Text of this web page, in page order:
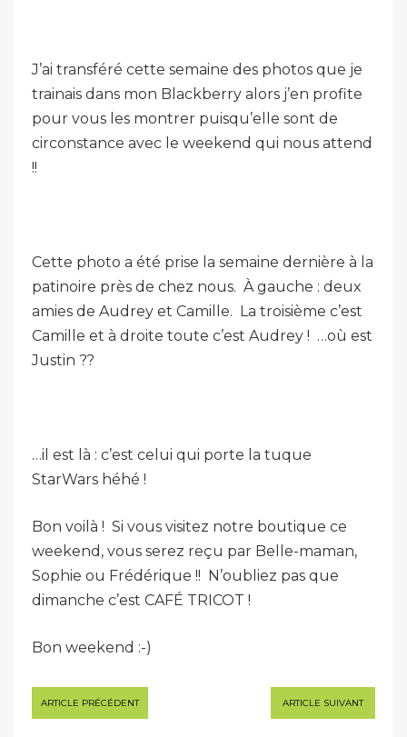
J’ai transféré cette semaine des photos que je
trainais dans mon Blackberry alors j’en profite
pour vous les montrer puisqu’elle sont de
circonstance avec le weekend qui nous attend
!!
Cette photo a été prise la semaine dernière à la
patinoire près de chez nous. À gauche : deux
amies de Audrey et Camille. La troisième c’est
Camille et à droite toute c’est Audrey ! …où est
Justin ??
…il est là : c’est celui qui porte la tuque
StarWars héhé !
Bon voilà ! Si vous visitez notre boutique ce
weekend, vous serez reçu par Belle-maman,
Sophie ou Frédérique !! N’oubliez pas que
dimanche c’est CAFÉ TRICOT !
Bon weekend :-)
Navigation
de
ARTICLE PRÉCÉDENT ARTICLE SUIVANT